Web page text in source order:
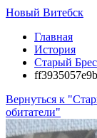
Новый Витебск
Главная
История
Старый
Вернуться к
обитатели"